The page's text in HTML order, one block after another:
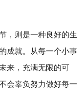
，则是一种良好的生
成就。从每一个小事
来，充满无限的可
会辜负努力做好每一